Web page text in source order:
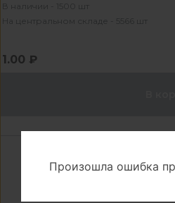
В наличии - 1500 шт
На центральном складе - 5566 шт
1.00 ₽
Произошла ошибка